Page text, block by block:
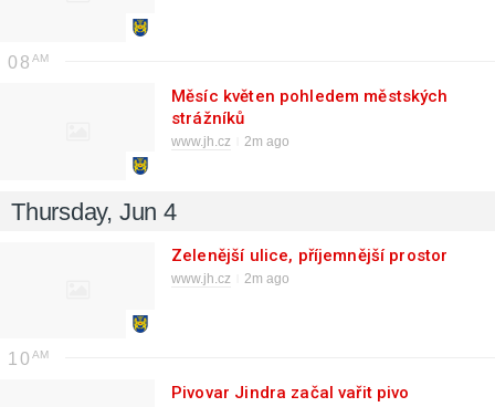
08
Měsíc květen pohledem městských
strážníků
www.jh.cz 2m ago
Thursday, Jun 4
Zelenější ulice, příjemnější prostor
www.jh.cz 2m ago
10
Pivovar Jindra začal vařit pivo